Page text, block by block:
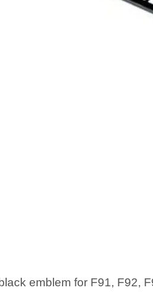
emblem for F91, F92,